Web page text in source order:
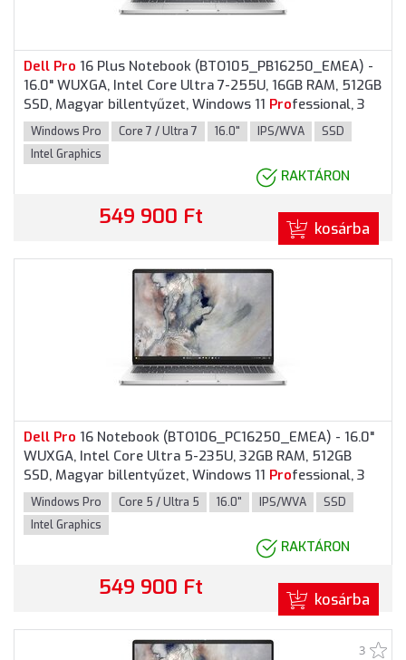
Dell Pro 16 Plus Notebook (BTO105_PB16250_EMEA) -
16.0" WUXGA, Intel Core Ultra 7-255U, 16GB RAM, 512GB
SSD, Magyar billentyűzet, Windows 11 Professional, 3
év garancia, Alumínium színben
Windows Pro Core 7 / Ultra 7 16.0" IPS/WVA
SSD
Intel Graphics
RAKTÁRON
549 900 Ft kosárba
Dell Pro 16 Notebook (BTO106_PC16250_EMEA) - 16.0"
WUXGA, Intel Core Ultra 5-235U, 32GB RAM, 512GB
SSD, Magyar billentyűzet, Windows 11 Professional, 3
év garancia, Platinaszürke színben
Windows Pro Core 5 / Ultra 5 16.0" IPS/WVA
SSD
Intel Graphics
RAKTÁRON
549 900 Ft kosárba
3